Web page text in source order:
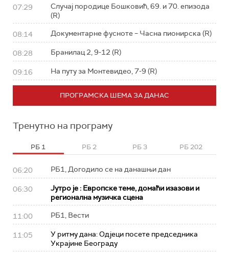
07:29
Случај породице Бошковић, 69. и 70. епизода
(R)
08:14 Документарне фусноте – Часна пионирска (R)
08:28 Бранилац 2, 9-12 (R)
09:16 На путу за Монтевидео, 7-9 (R)
ПРОГРАМСКА ШЕМА ЗА ДАНАС
Тренутно на програму
РБ 1 РБ 2 РБ 3 РБ 202
06:20 РБ1, Догодило се на данашњи дан
06:30
Јутро је : Европске теме, домаћи изазови и
регионална музичка сцена
11:00 РБ1, Вести
11:05
У ритму дана: Од‌јеци посете председника
Украјине Београду